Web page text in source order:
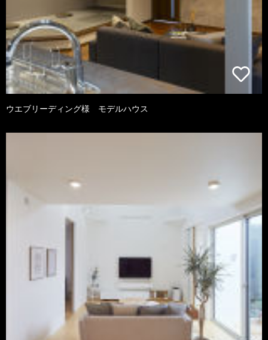
ウエブリーディング様 モデルハウス